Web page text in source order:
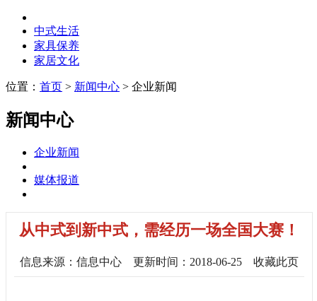
中式生活
家具保养
家居文化
位置： 首页 > 新闻中心 > 企业新闻
新闻中心
企业新闻
媒体报道
从中式到新中式，需经历一场全国大赛！
信息来源：信息中心更新时间：2018-06-25 收藏此页